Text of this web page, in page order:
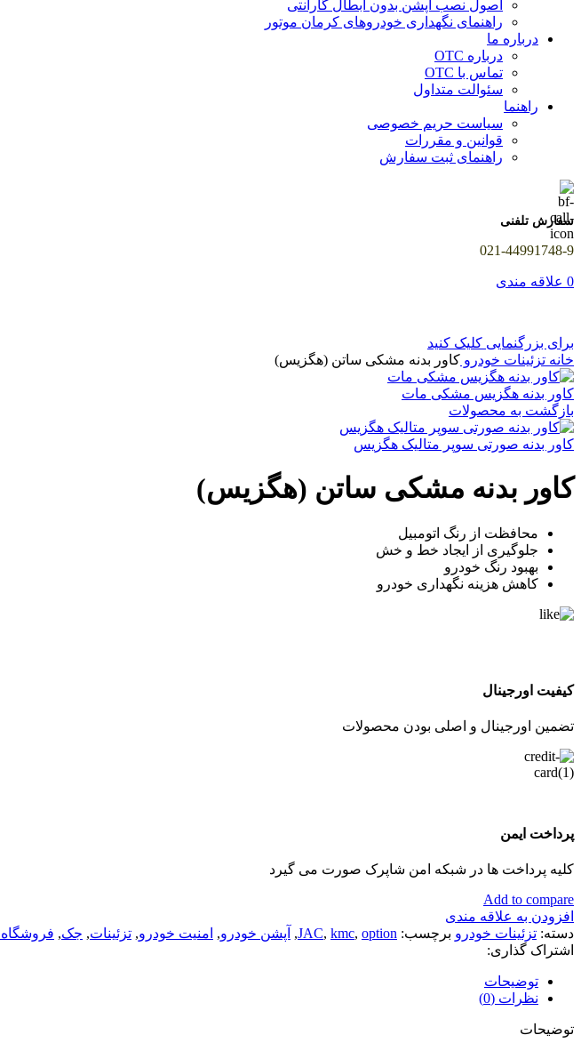
اصول نصب آپشن بدون ابطال گارانتی
راهنمای نگهداری خودروهای کرمان موتور
درباره ما
درباره OTC
تماس با OTC
سئوالت متداول
راهنما
سیاست حریم خصوصی
قوانین و مقررات
راهنمای ثبت سفارش
سفارش تلفنی
021-44991748-9
0 علاقه مندی
برای بزرگنمایی کلیک کنید
خانه تزئینات خودرو کاور بدنه مشکی ساتن (هگزیس)
کاور بدنه هگزیس مشکی مات
بازگشت به محصولات
کاور بدنه صورتی سوپر متالیک هگزیس
کاور بدنه مشکی ساتن (هگزیس)
محافظت از رنگ اتومبیل
جلوگیری از ایجاد خط و خش
بهبود رنگ خودرو
کاهش هزینه نگهداری خودرو
کیفیت اورجینال
تضمین اورجینال و اصلی بودن محصولات
پرداخت ایمن
کلیه پرداخت ها در شبکه امن شاپرک صورت می گیرد
Add to compare
افزودن به علاقه مندی
دسته: تزئینات خودرو برچسب: JAC, kmc, option
, آپشن خودرو, امنیت خودرو, تزئینات, جک, فروشگاه
اشتراک گذاری:
توضیحات
نظرات (0)
توضیحات